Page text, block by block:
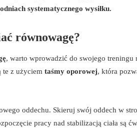
systematycznego wysiłku.
równowagę?
, warto wprowadzić do swojego treningu
te z użyciem taśmy oporowej, która
oddechu. Skieruj swój oddech w
pracy nad stabilizacją ciała są